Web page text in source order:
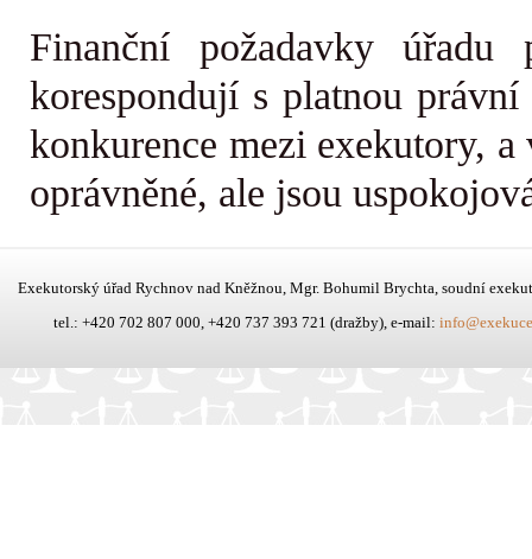
Finanční požadavky
korespondují s platnou
konkurence mezi exekutory,
oprávněné, ale jsou
Exekutorský úřad Rychnov nad Kněžnou, Mgr. Bohumil Brychta, soudní
tel.: +420 702 807 000, +420 737 393 721 (dražby), e-mail: